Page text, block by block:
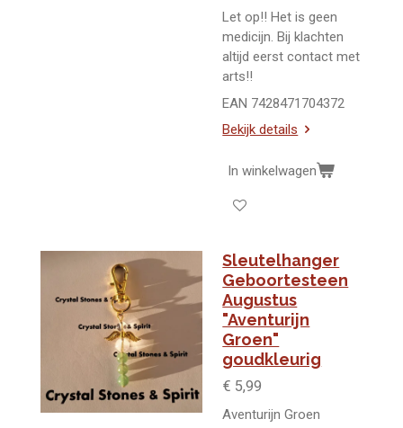
Let op!! Het is geen
medicijn. Bij klachten
altijd eerst contact met
arts!!
EAN 7428471704372
Bekijk details
In winkelwagen
Sleutelhanger
Geboortesteen
Augustus
"Aventurijn
Groen"
goudkleurig
€ 5,99
Aventurijn Groen